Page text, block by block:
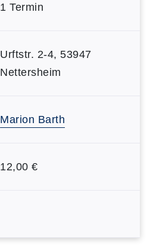
1 Termin
Urftstr. 2-4, 53947
Nettersheim
Marion Barth
12,00 €